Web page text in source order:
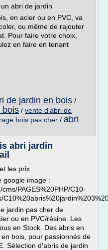
abri de jardin
en acier ou en PVC, va
ou même de rajouter
Pour faire votre choix,
en faire en tenant
de jardin en bois /
bois / vente d'abri de
bois pas cher / abri
abri jardin
les prix
google image :
PAGES%20PHP/C10-
jardin pas cher de
ou en PVC/résine. Les
en Stock. Des abris en
bois, pour passionnés de
Sélection d'abris de jardin